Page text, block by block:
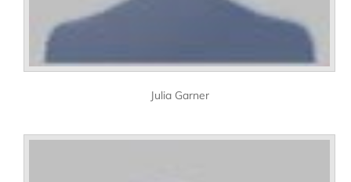
Julia Garner